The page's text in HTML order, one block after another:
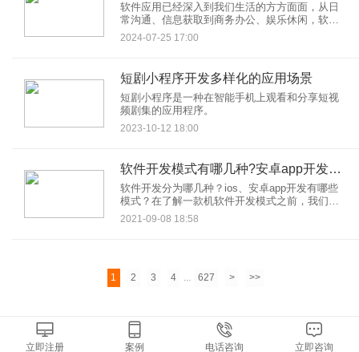
软件应用已经深入到我们生活的方方面面，从日
常沟通、信息获取到商务办公、娱乐休闲，软件
都扮演着不可或缺的角色。而随着企业对个性化
下，软件定制开发应运而生，并迅速成为企业数
字化转型的关键引擎。
2024-07-25 17:00
短剧小程序开发多样化的应用场景
短剧小程序是一种在智能手机上观看和分享短视
频剧集的应用程序。
2023-10-12 18:00
软件开发模式有哪几种?安卓app开发模式|手机app软件系统
软件开发分为哪几种？ios、安卓app开发有哪些
模式？在了解一款机软件开发模式之前，我们需
要大概知道软件定制开发流程是怎样的。一款app
2021-09-08 18:58
1 2 3 4 ... 627 > >>
立即注册 案例 电话咨询 立即咨询